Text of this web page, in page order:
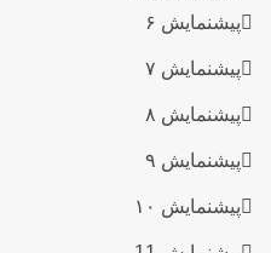
پیشنمایش ۶
پیشنمایش ۷
پیشنمایش ۸
پیشنمایش ۹
پیشنمایش ۱۰